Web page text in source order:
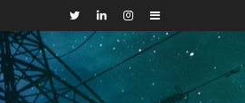
Sidebar